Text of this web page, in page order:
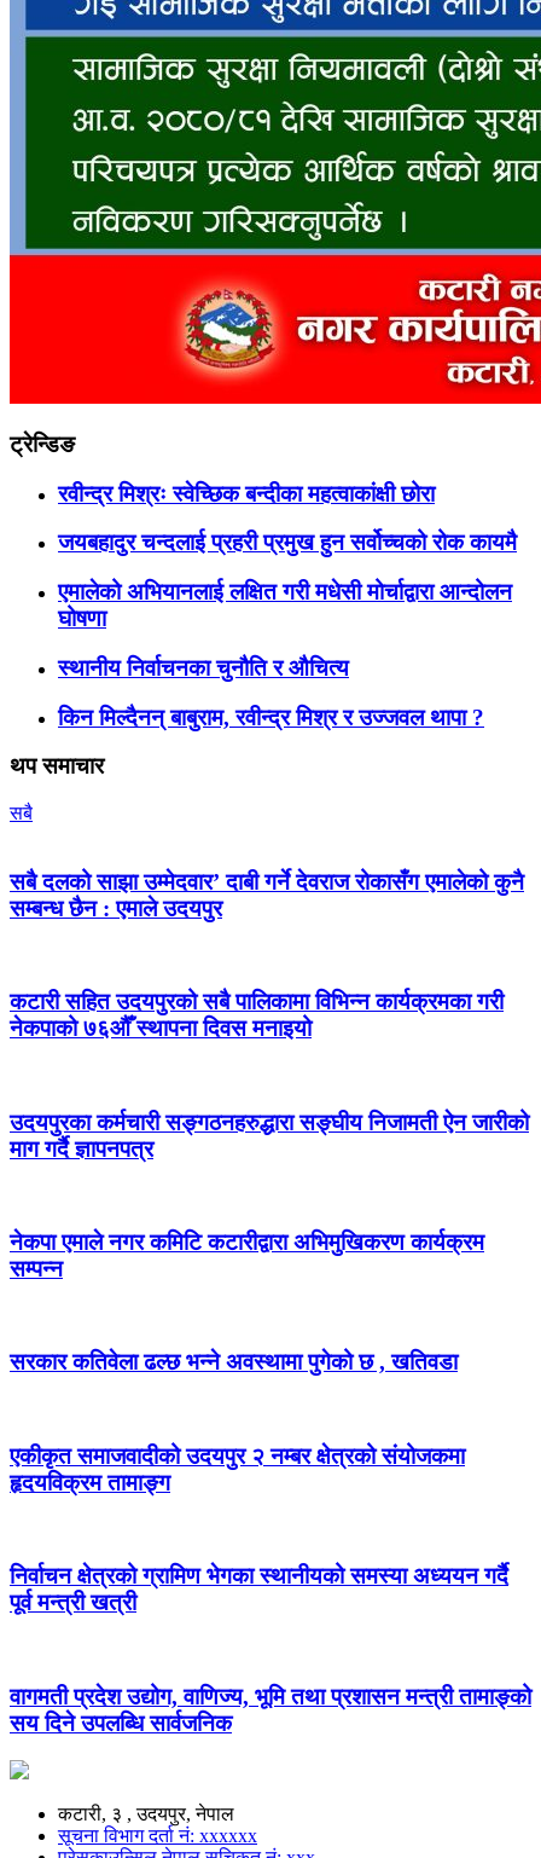
ट्रेन्डिङ
रवीन्द्र मिश्रः स्वेच्छिक बन्दीका महत्वाकांक्षी छोरा
जयबहादुर चन्दलाई प्रहरी प्रमुख हुन सर्वोच्चको रोक कायमै
एमालेको अभियानलाई लक्षित गरी मधेसी मोर्चाद्वारा आन्दोलन
घोषणा
स्थानीय निर्वाचनका चुनौति र औचित्य
किन मिल्दैनन् बाबुराम, रवीन्द्र मिश्र र उज्जवल थापा ?
थप समाचार
सबै
सबै दलको साझा उम्मेदवार’ दाबी गर्ने देवराज रोकासँग एमालेको कुनै
सम्बन्ध छैन : एमाले उदयपुर
कटारी सहित उदयपुरको सबै पालिकामा विभिन्न कार्यक्रमका गरी
नेकपाको ७६औँ स्थापना दिवस मनाइयो
उदयपुरका कर्मचारी सङ्गठनहरुद्धारा सङ्घीय निजामती ऐन जारीको
माग गर्दै ज्ञापनपत्र
नेकपा एमाले नगर कमिटि कटारीद्वारा अभिमुखिकरण कार्यक्रम
सम्पन्न
सरकार कतिवेला ढल्छ भन्ने अवस्थामा पुगेको छ , खतिवडा
एकीकृत समाजवादीको उदयपुर २ नम्बर क्षेत्रको संयोजकमा
हृदयविक्रम तामाङ्ग
निर्वाचन क्षेत्रको ग्रामिण भेगका स्थानीयको समस्या अध्ययन गर्दै
पूर्व मन्त्री खत्री
वागमती प्रदेश उद्योग, वाणिज्य, भूमि तथा प्रशासन मन्त्री तामाङ्को
सय दिने उपलब्धि सार्वजनिक
कटारी, ३ , उदयपुर, नेपाल
सूचना विभाग दर्ता नं: xxxxxx